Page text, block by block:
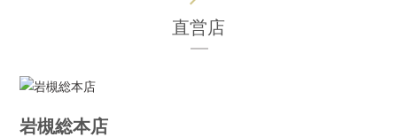
直営店
岩槻総本店